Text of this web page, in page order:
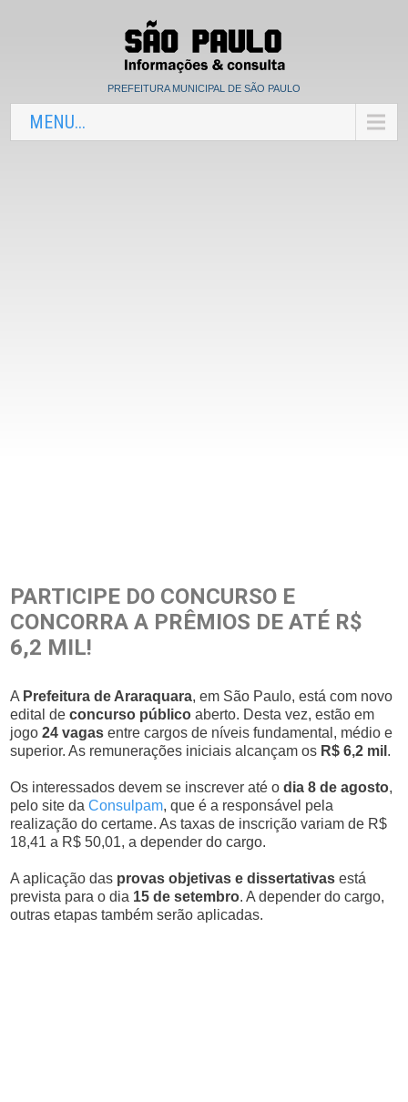
PREFEITURA MUNICIPAL DE SÃO PAULO
MENU...
PARTICIPE DO CONCURSO E
CONCORRA A PRÊMIOS DE ATÉ R$
6,2 MIL!
A Prefeitura de Araraquara, em São Paulo, está com novo
edital deconcurso público aberto. Desta vez, estão em
jogo24 vagas entre cargos de níveis fundamental, médio e
superior. As remunerações iniciais alcançam os R$ 6,2 mil .
Os interessados devem se inscrever até odia 8 de agosto,
pelo site daConsulpam, que é a responsável pela
realização do certame. As taxas de inscrição variam de R$
18,41 a R$ 50,01, a depender do cargo.
A aplicação das provas objetivas e dissertativas está
prevista para o dia 15 de setembro. A depender do cargo,
outras etapas também serão aplicadas.